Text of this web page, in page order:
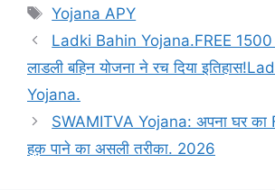
Tags
Yojana APY
Ladki Bahin Yojana.FREE 1500
लाडली बहिन योजना ने रच दिया
Yojana.
SWAMITVA Yojana: अपना घर का
हक़ पाने का असली तरीका. 2026